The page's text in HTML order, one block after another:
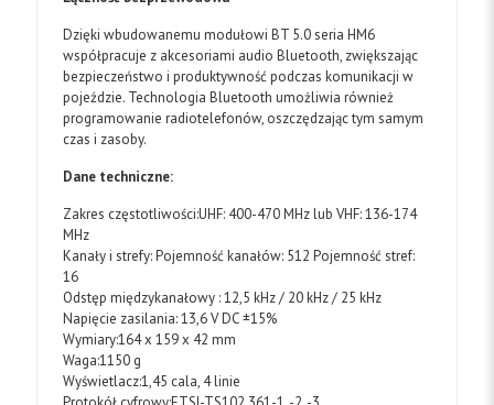
Dzięki wbudowanemu modułowi BT 5.0 seria HM6
współpracuje z akcesoriami audio Bluetooth, zwiększając
bezpieczeństwo i produktywność podczas komunikacji w
pojeździe. Technologia Bluetooth umożliwia również
programowanie radiotelefonów, oszczędzając tym samym
czas i zasoby.
Dane techniczne:
Zakres częstotliwości:UHF: 400-470 MHz lub VHF: 136-174
MHz
Kanały i strefy: Pojemność kanałów: 512 Pojemność stref:
16
Odstęp międzykanałowy : 12,5 kHz / 20 kHz / 25 kHz
Napięcie zasilania: 13,6 V DC ±15%
Wymiary:164 x 159 x 42 mm
Waga:1150 g
Wyświetlacz:1,45 cala, 4 linie